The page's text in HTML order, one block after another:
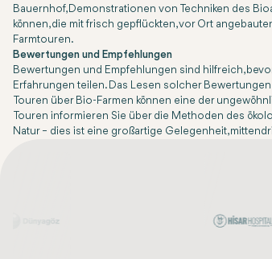
Bauernhof, Demonstrationen von Techniken des
können, die mit frisch gepflückten, vor Ort
Farmtouren.
Bewertungen und Empfehlungen
Bewertungen und Empfehlungen sind hilfreich,
Erfahrungen teilen. Das Lesen solcher
Touren über Bio-Farmen können eine der
Touren informieren Sie über die Methoden des
Natur – dies ist eine großartige Gelegenheit,